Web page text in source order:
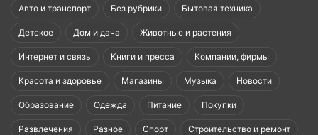
Авто и транспорт Без рубрики Бытовая техника
Детское Дом и дача Животные и растения
Интернет и связь Книги и пресса Компании, фирмы
Красота и здоровье Магазины Музыка Новости
Образование Одежда Питание Покупки
Развлечения Разное Спорт Строительство и ремонт